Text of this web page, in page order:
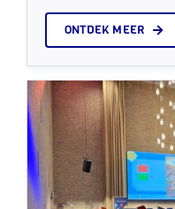
ONTDEK MEER